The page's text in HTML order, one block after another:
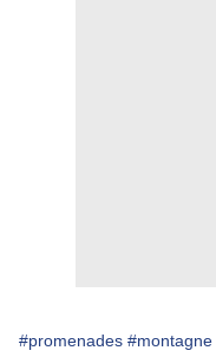
#promenades #montagne